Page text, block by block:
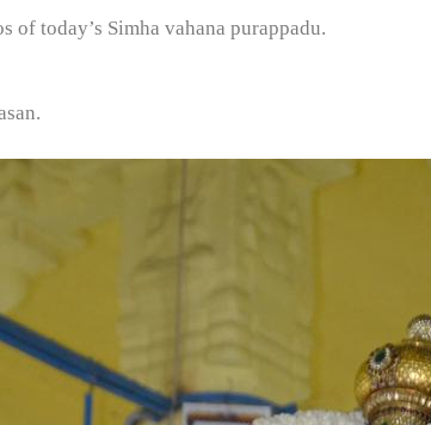
of today’s Simha vahana purappadu.